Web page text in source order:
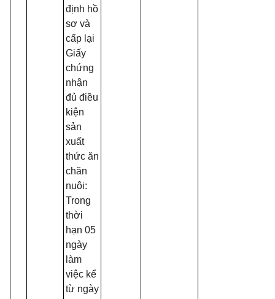
định hồ
sơ và
cấp lại
Giấy
chứng
nhận
đủ điều
kiện
sản
xuất
thức ăn
chăn
nuôi:
Trong
thời
hạn 05
ngày
làm
việc kể
từ ngày